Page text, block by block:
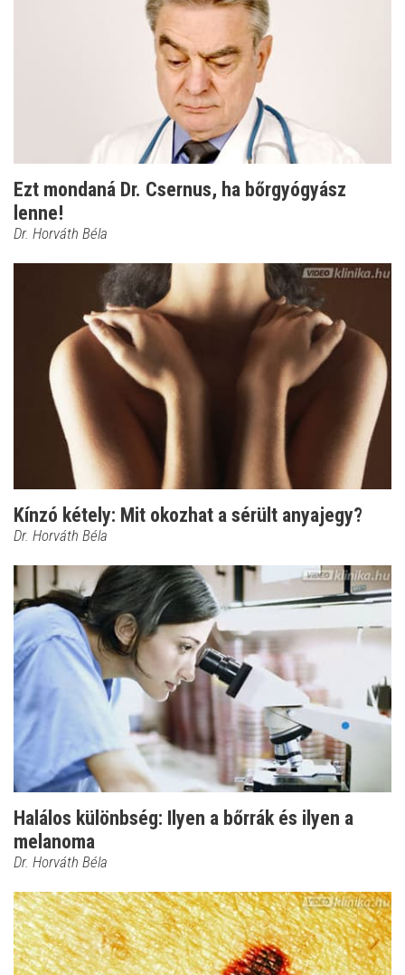
Ezt mondaná Dr. Csernus, ha bőrgyógyász
lenne!
Dr. Horváth Béla
Kínzó kétely: Mit okozhat a sérült anyajegy?
Dr. Horváth Béla
Halálos különbség: Ilyen a bőrrák és ilyen a
melanoma
Dr. Horváth Béla